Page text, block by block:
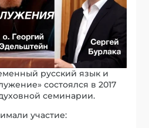
русский язык и
состоялся в 2017
семинарии.
участие: